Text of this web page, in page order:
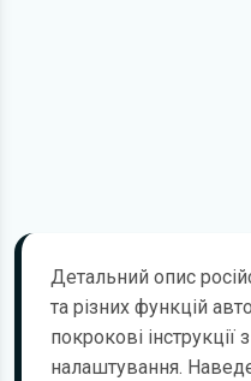
Детальний опис
та різних функцій
покрокові інструкції
налаштування.